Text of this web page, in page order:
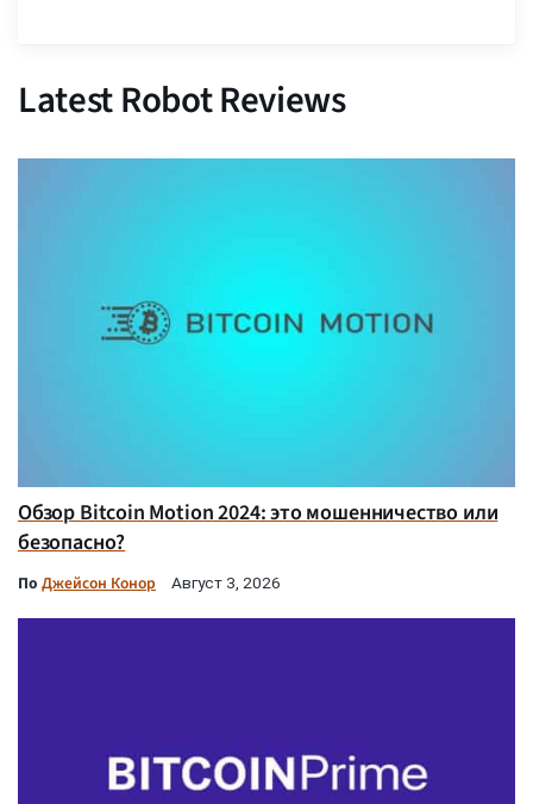
Latest Robot Reviews
Обзор Bitcoin Motion 2024: это мошенничество или
безопасно?
По Джейсон Конор Август 3, 2026